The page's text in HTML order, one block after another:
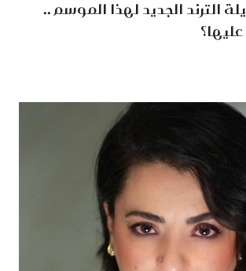
الترند الجديد لهذا الموسم ..